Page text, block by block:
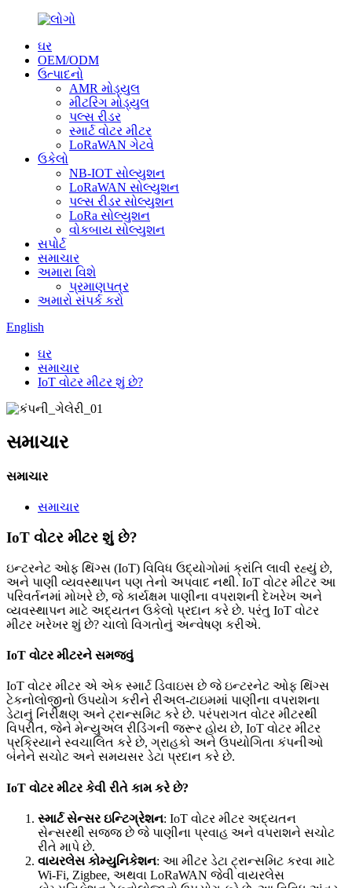
ઘર
OEM/ODM
ઉત્પાદનો
AMR મોડ્યુલ
મીટરિંગ મોડ્યુલ
પલ્સ રીડર
સ્માર્ટ વોટર મીટર
LoRaWAN ગેટવે
ઉકેલો
NB-IOT સોલ્યુશન
LoRaWAN સોલ્યુશન
પલ્સ રીડર સોલ્યુશન
LoRa સોલ્યુશન
વોકબાય સોલ્યુશન
સપોર્ટ
સમાચાર
અમારા વિશે
પ્રમાણપત્ર
અમારો સંપર્ક કરો
English
ઘર
સમાચાર
IoT વોટર મીટર શું છે?
સમાચાર
સમાચાર
સમાચાર
IoT વોટર મીટર શું છે?
ઇન્ટરનેટ ઓફ થિંગ્સ (IoT) વિવિધ ઉદ્યોગોમાં ક્રાંતિ લાવી રહ્યું છે,
અને પાણી વ્યવસ્થાપન પણ તેનો અપવાદ નથી. IoT વોટર મીટર આ
પરિવર્તનમાં મોખરે છે, જે કાર્યક્ષમ પાણીના વપરાશની દેખરેખ અને
વ્યવસ્થાપન માટે અદ્યતન ઉકેલો પ્રદાન કરે છે. પરંતુ IoT વોટર
મીટર ખરેખર શું છે? ચાલો વિગતોનું અન્વેષણ કરીએ.
IoT વોટર મીટરને સમજવું
IoT વોટર મીટર એ એક સ્માર્ટ ડિવાઇસ છે જે ઇન્ટરનેટ ઓફ થિંગ્સ
ટેકનોલોજીનો ઉપયોગ કરીને રીઅલ-ટાઇમમાં પાણીના વપરાશના
ડેટાનું નિરીક્ષણ અને ટ્રાન્સમિટ કરે છે. પરંપરાગત વોટર મીટરથી
વિપરીત, જેને મેન્યુઅલ રીડિંગની જરૂર હોય છે, IoT વોટર મીટર
પ્રક્રિયાને સ્વચાલિત કરે છે, ગ્રાહકો અને ઉપયોગિતા કંપનીઓ
બંનેને સચોટ અને સમયસર ડેટા પ્રદાન કરે છે.
IoT વોટર મીટર કેવી રીતે કામ કરે છે?
સ્માર્ટ સેન્સર ઇન્ટિગ્રેશન: IoT વોટર મીટર અદ્યતન
સેન્સરથી સજ્જ છે જે પાણીના પ્રવાહ અને વપરાશને સચોટ
રીતે માપે છે.
વાયરલેસ કોમ્યુનિકેશન: આ મીટર ડેટા ટ્રાન્સમિટ કરવા માટે
Wi-Fi, Zigbee, અથવા LoRaWAN જેવી વાયરલેસ